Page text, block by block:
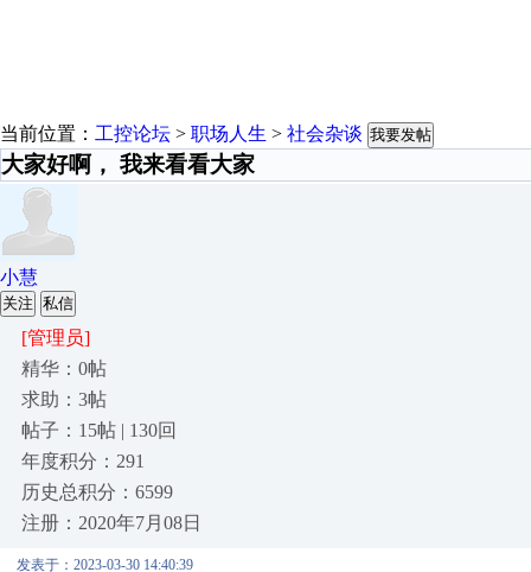
当前位置： 工控论坛 > 职场人生 > 社会杂谈 我要发帖
大家好啊， 我来看看大家
小慧
关注 私信
[管理员]
精华：0帖
求助：3帖
帖子：15帖 | 130回
年度积分：291
历史总积分：6599
注册：2020年7月08日
发表于：2023-03-30 14:40:39